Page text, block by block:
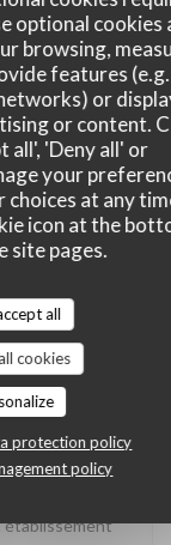
optional cookies
browsing,
features
or
or content.
all', 'Deny all' or
your
choices at any
icon at the
site pages.
all
cookies
protection policy
policy
:3/5
déçue, alors
ce
rien à redire :
aussi
établissement